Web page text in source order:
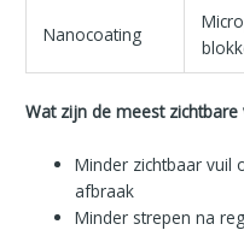
Nanocoating
Wat zijn de meest
Minder zichtbaar vuil
afbraak
Minder strepen na